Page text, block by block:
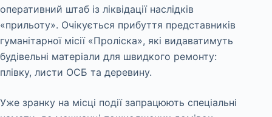
оперативний штаб із ліквідації наслідків
«прильоту». Очікується прибуття представників
гуманітарної місії «Проліска», які видаватимуть
будівельні матеріали для швидкого ремонту:
плівку, листи ОСБ та деревину.
Уже зранку на місці події запрацюють спеціальні